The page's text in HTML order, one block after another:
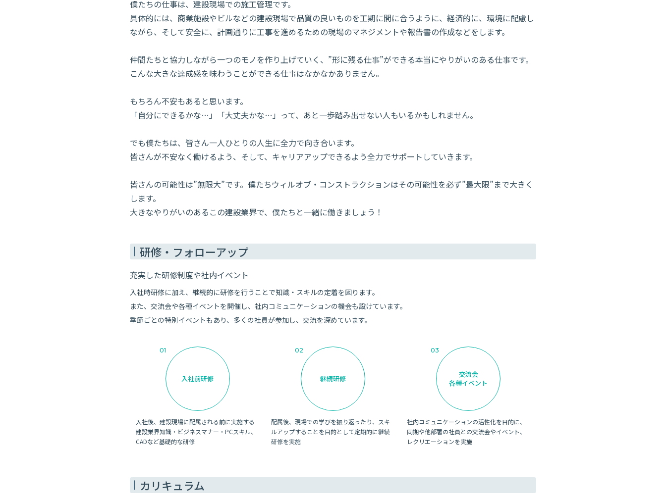
僕たちの仕事は、建設現場での施工管理です。
具体的には、商業施設やビルなどの建設現場で品質の良いものを工期に間に合うように、経済的に、環境に配慮し
ながら、そして安全に、計画通りに工事を進めるための現場のマネジメントや報告書の作成などをします。
仲間たちと協力しながら一つのモノを作り上げていく、”形に残る仕事”ができる本当にやりがいのある仕事です。
こんな大きな達成感を味わうことができる仕事はなかなかありません。
もちろん不安もあると思います。
「自分にできるかな…」「大丈夫かな…」って、あと一歩踏み出せない人もいるかもしれません。
でも僕たちは、皆さん一人ひとりの人生に全力で向き合います。
皆さんが不安なく働けるよう、そして、キャリアアップできるよう全力でサポートしていきます。
皆さんの可能性は”無限大”です。僕たちウィルオブ・コンストラクションはその可能性を必ず”最大限”まで大きく
します。
大きなやりがいのあるこの建設業界で、僕たちと一緒に働きましょう！
研修・フォローアップ
充実した研修制度や社内イベント
入社時研修に加え、継続的に研修を行うことで知識・スキルの定着を図ります。
また、交流会や各種イベントを開催し、社内コミュニケーションの機会も設けています。
季節ごとの特別イベントもあり、多くの社員が参加し、交流を深めています。
01
入社前研修
入社後、建設現場に配属される前に実施する
建設業界知識・ビジネスマナー・PCスキル、
CADなど基礎的な研修
02
継続研修
配属後、現場での学びを振り返ったり、スキ
ルアップすることを目的として定期的に継続
研修を実施
03
交流会
各種イベント
社内コミュニケーションの活性化を目的に、
同期や他部署の社員との交流会やイベント、
レクリエーションを実施
カリキュラム